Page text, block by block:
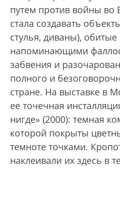
путем против войны во
стала создавать
стулья, диваны), обитые
напоминающими
забвения и
полного и
стране. На выставке в
ее точечная
нигде» (2000): темная
которой покрыты
темноте точками.
наклеивали их здесь в